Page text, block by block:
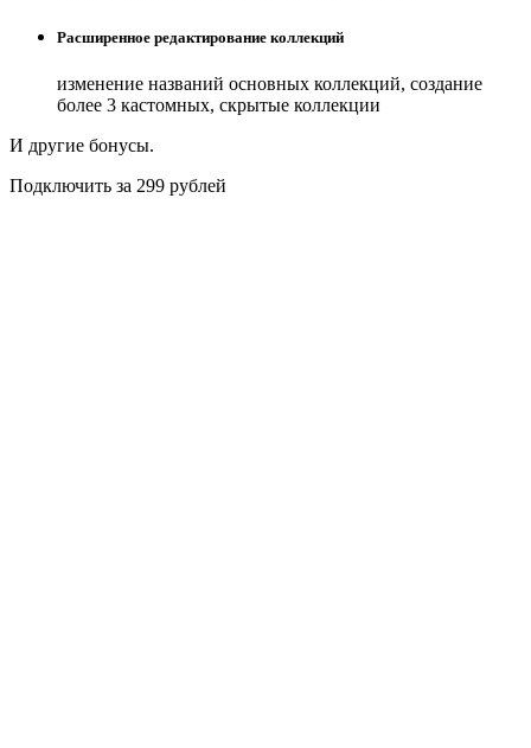
Расширенное редактирование коллекций
изменение названий основных коллекций, создание
более 3 кастомных, скрытые коллекции
И другие бонусы.
Подключить за 299 рублей